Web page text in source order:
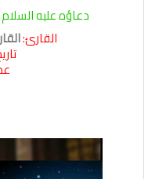
دعاؤه عليه
القارئ: